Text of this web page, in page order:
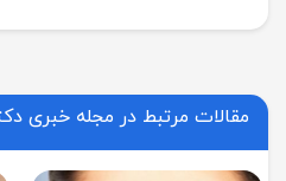
مقالات مرتبط در مجله خبری